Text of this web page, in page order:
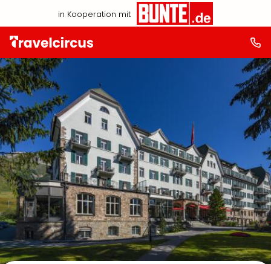
in Kooperation mit
Auf der Karte anzeigen